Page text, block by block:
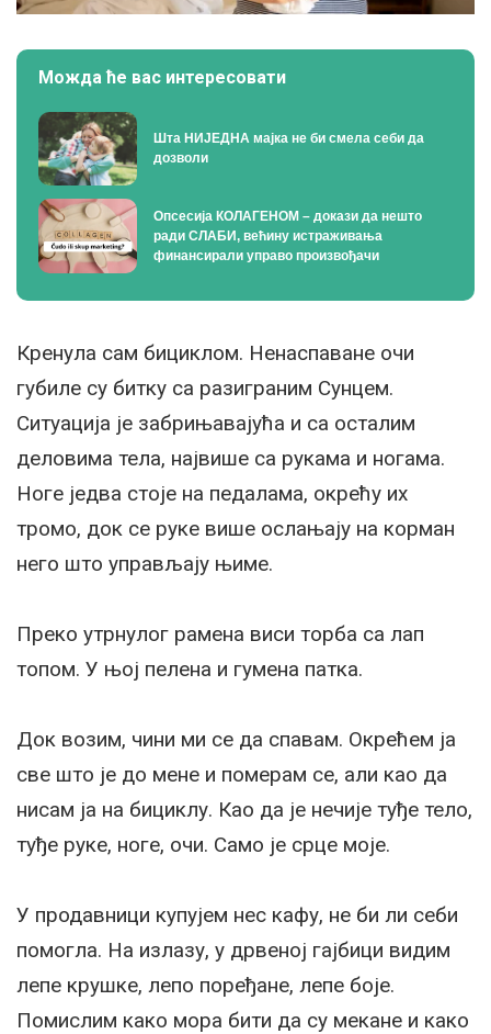
Можда ће вас интересовати
Шта НИЈЕДНА мајка не би смела себи да
дозволи
Опсесија КОЛАГЕНОМ – докази да нешто
ради СЛАБИ, већину истраживања
финансирали управо произвођачи
Кренула сам бициклом. Ненаспаване очи
губиле су битку са разиграним Сунцем.
Ситуација је забрињавајућа и са осталим
деловима тела, највише са рукама и ногама.
Ноге једва стоје на педалама, окрећу их
тромо, док се руке више ослањају на корман
него што управљају њиме.
Преко утрнулог рамена виси торба са лап
топом. У њој пелена и гумена патка.
Док возим, чини ми се да спавам. Окрећем ја
све што је до мене и померам се, али као да
нисам ја на бициклу. Као да је нечије туђе тело,
туђе руке, ноге, очи. Само је срце моје.
У продавници купујем нес кафу, не би ли себи
помогла. На излазу, у дрвеној гајбици видим
лепе крушке, лепо поређане, лепе боје.
Помислим како мора бити да су мекане и како